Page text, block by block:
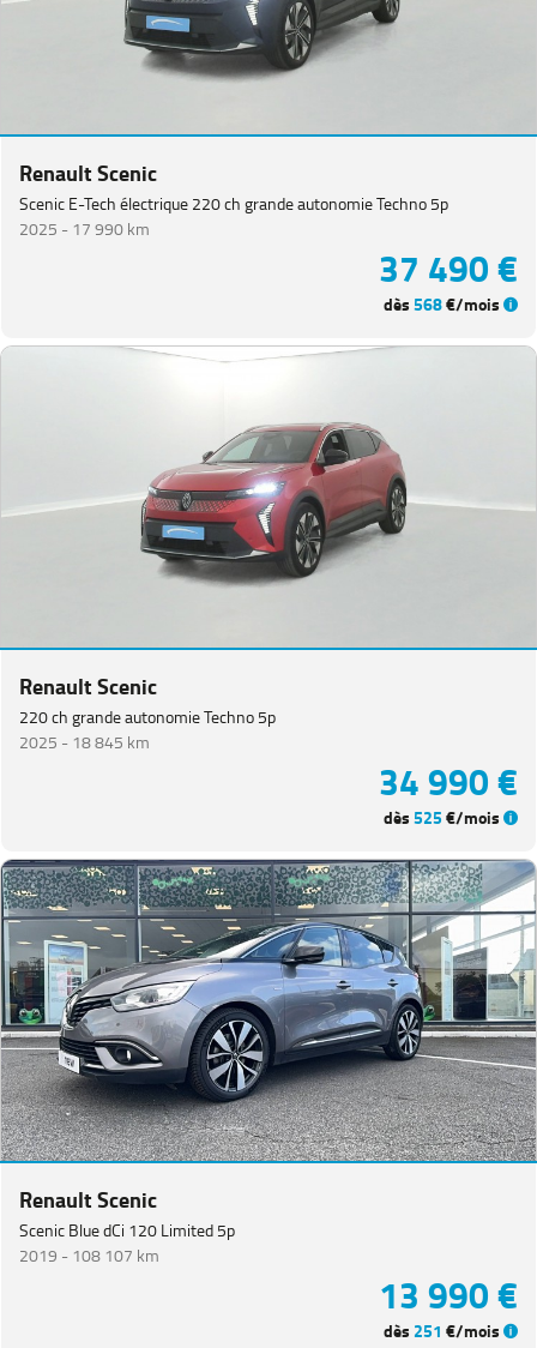
Renault Scenic
Scenic E-Tech électrique 220 ch grande autonomie Techno 5p
2025 - 17 990 km
37 490 €
dès568€/mois
Renault Scenic
220 ch grande autonomie Techno 5p
2025 - 18 845 km
34 990 €
dès525€/mois
Renault Scenic
Scenic Blue dCi 120 Limited 5p
2019 - 108 107 km
13 990 €
dès 251 €/mois